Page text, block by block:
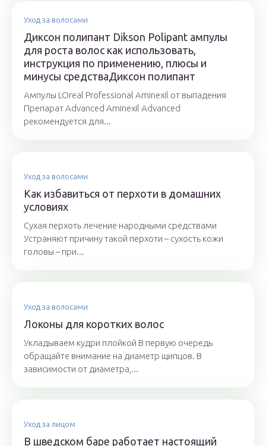
Уход за волосами
Диксон полипант Dikson Polipant ампулы
для роста волос как использовать,
инструкция по применению, плюсы и
минусы средстваДиксон полипант
Ампулы LOreal Professional Aminexil от выпадения
Препарат Advanced Aminexil Advanced
рекомендуется для...
Уход за волосами
Как избавиться от перхоти в домашних
условиях
Сухая перхоть лечение народными средствами
Устраняют причину такой перхоти – сухость кожи
головы – при...
Уход за волосами
Локоны для коротких волос
Укладываем кудри плойкой В первую очередь
обращайте внимание на диаметр щипцов. В
зависимости от диаметра,...
Уход за лицом
В шведском баре работает настоящий